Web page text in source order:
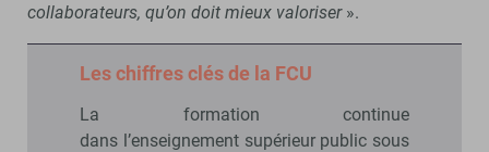
collaborateurs, qu’on doit mieux valoriser».
Les chiffres clés de la FCU
La formation continue
dans l’enseignement supérieur public sous